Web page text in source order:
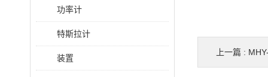
功率计
特斯拉计
装置
上一篇 :